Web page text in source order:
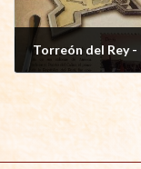
Torreón del Rey
julio 8, 2026